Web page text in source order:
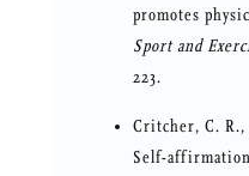
promotes
Sport and
223.
Critcher, C. R.,
Self-